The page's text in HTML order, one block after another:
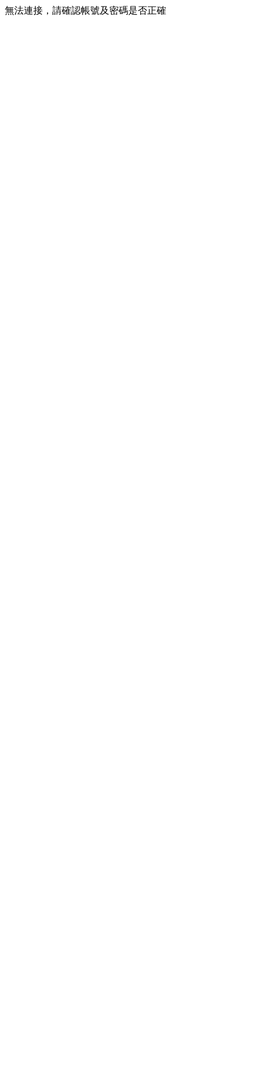
無法連接，請確認帳號及密碼是否正確